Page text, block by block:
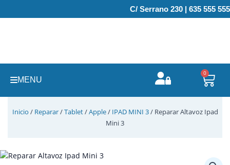
al
C/ Serrano 230 | 635 555 555
MENU
0
Inicio / Reparar/Tablet/Apple/ IPAD MINI 3/ Reparar Altavoz Ipad
Mini 3